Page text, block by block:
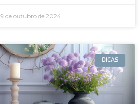
9 de outubro de 2024
DICAS